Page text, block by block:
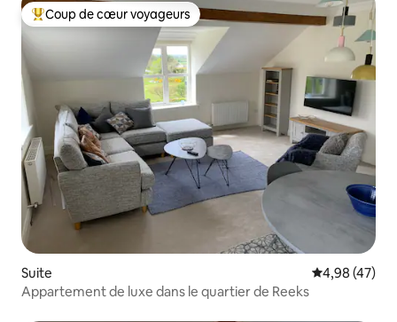
Coups de cœur voyageurs les plus appréciés
Coup de cœur voyageurs
Suite Évaluation
4,98 (47)
Appartement de luxe dans le quartier de Reeks